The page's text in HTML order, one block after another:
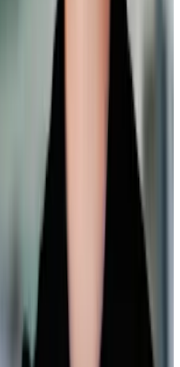
liegt super vernetzt
B8/B8a und das gesamte Rhein-
direkt am Standort zur
vorbeikommen. Das Autohaus
Kreisel und einigen
ist mit dem Bus über die
zu erreichen. Vom Königsteiner
Leasingvertrag?
keine Auswirkungen auf deinen
zurück?
Standort.